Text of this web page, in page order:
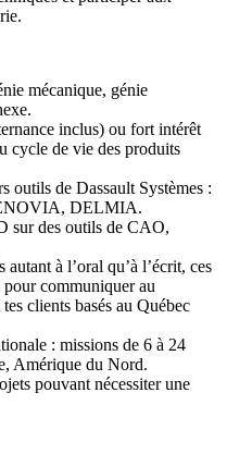
mécanique, génie
inclus) ou fort intérêt
cycle de vie des produits
outils de Dassault Systèmes :
DELMIA.
sur des outils de CAO,
à l’oral qu’à l’écrit, ces
pour communiquer au
clients basés au Québec
: missions de 6 à 24
Amérique du Nord.
pouvant nécessiter une